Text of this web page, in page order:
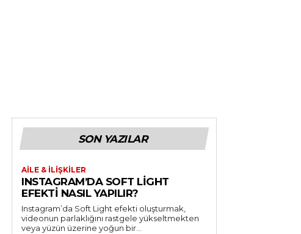
SON YAZILAR
AILE & İLIŞKILER
INSTAGRAM’DA SOFT LIGHT
EFEKTI NASIL YAPILIR?
Instagram’da Soft Light efekti oluşturmak,
videonun parlaklığını rastgele yükseltmekten
veya yüzün üzerine yoğun bir...